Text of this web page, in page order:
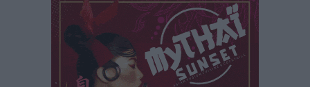
Ο γεωεντοπισμός μέσω 112 «έσωσε» Δανό περιπατητή
στη Ρόδο
Τοπικές Ειδήσεις πριν 12 ώρες